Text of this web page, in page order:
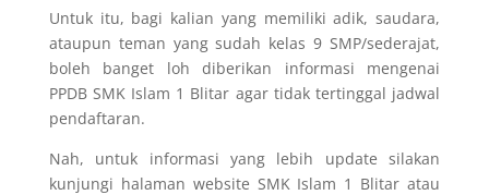
Untuk itu, bagi kalian yang memiliki adik, saudara,
ataupun teman yang sudah kelas 9 SMP/sederajat,
boleh banget loh diberikan informasi mengenai
PPDB SMK Islam 1 Blitar agar tidak tertinggal jadwal
pendaftaran.
Nah, untuk informasi yang lebih update silakan
kunjungi halaman website SMK Islam 1 Blitar atau